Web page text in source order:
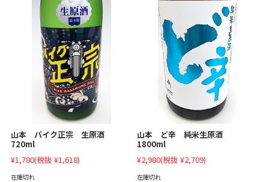
山本 バイク正宗 生原酒
720ml
¥1,780(税抜 ¥1,618)
在庫切れ
山本 ど辛 純米生原酒
1800ml
¥2,980(税抜 ¥2,709)
在庫切れ